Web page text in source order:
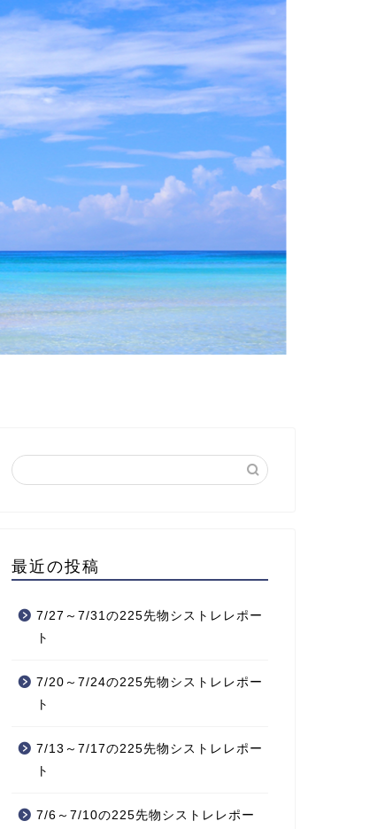
最近の投稿
7/27～7/31の225先物シストレレポー
ト
7/20～7/24の225先物シストレレポー
ト
7/13～7/17の225先物シストレレポー
ト
7/6～7/10の225先物シストレレポー